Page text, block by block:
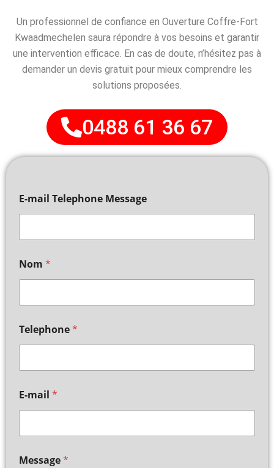
Un professionnel de confiance en Ouverture Coffre-Fort
Kwaadmechelen saura répondre à vos besoins et garantir
une intervention efficace. En cas de doute, n’hésitez pas à
demander un devis gratuit pour mieux comprendre les
solutions proposées.
0488 61 36 67
E-mail Telephone Message
Nom *
Telephone*
E-mail *
Message*